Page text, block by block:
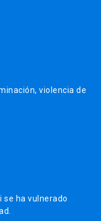
violencia de
se ha vulnerado